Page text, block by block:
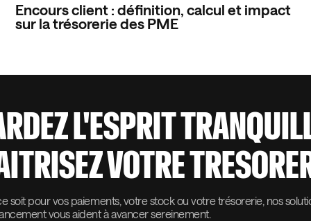
Encours client : définition, calcul et impact
sur la trésorerie des PME
L'ESPRIT
VOTRE
soit pour vos paiements, votre stock ou votre trésorerie, nos
vous aident à avancer sereinement.